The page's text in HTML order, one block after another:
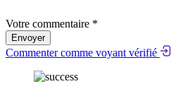
Votre commentaire *
Envoyer
Commenter comme voyant vérifié